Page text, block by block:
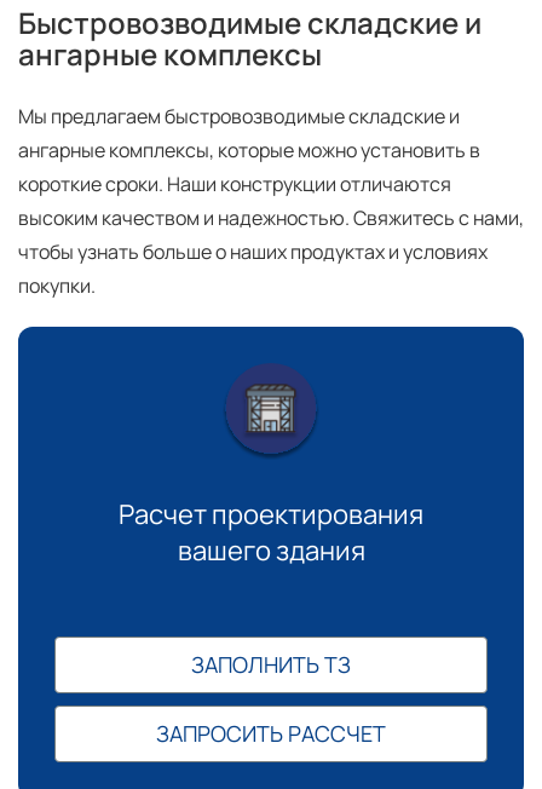
Быстровозводимые складские и
ангарные комплексы
Мы предлагаем быстровозводимые складские и
ангарные комплексы, которые можно установить в
короткие сроки. Наши конструкции отличаются
высоким качеством и надежностью. Свяжитесь с нами,
чтобы узнать больше о наших продуктах и условиях
покупки.
Расчет проектирования
вашего здания
ЗАПОЛНИТЬ ТЗ
ЗАПРОСИТЬ РАССЧЕТ